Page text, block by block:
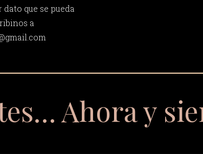
que se pueda
a
Ahora y